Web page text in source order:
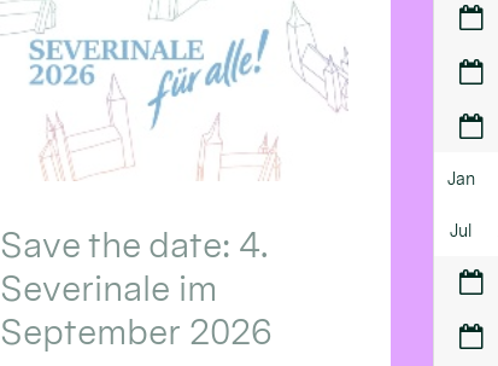
Save the date: 4.
Severinale im
September 2026
Jan
Jul